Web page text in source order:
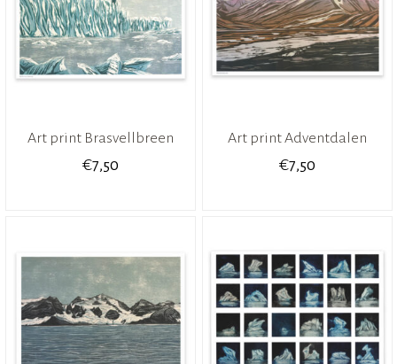
Art print Brasvellbreen
€7,50
Art print Adventdalen
€7,50